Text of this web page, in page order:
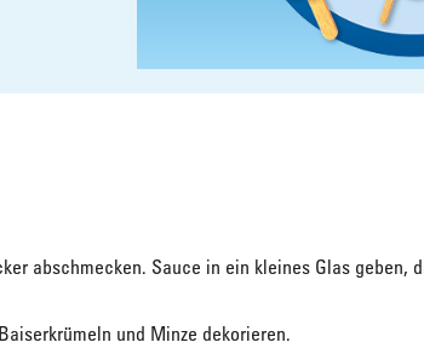
abschmecken. Sauce in ein kleines Glas geben,
und Minze dekorieren.